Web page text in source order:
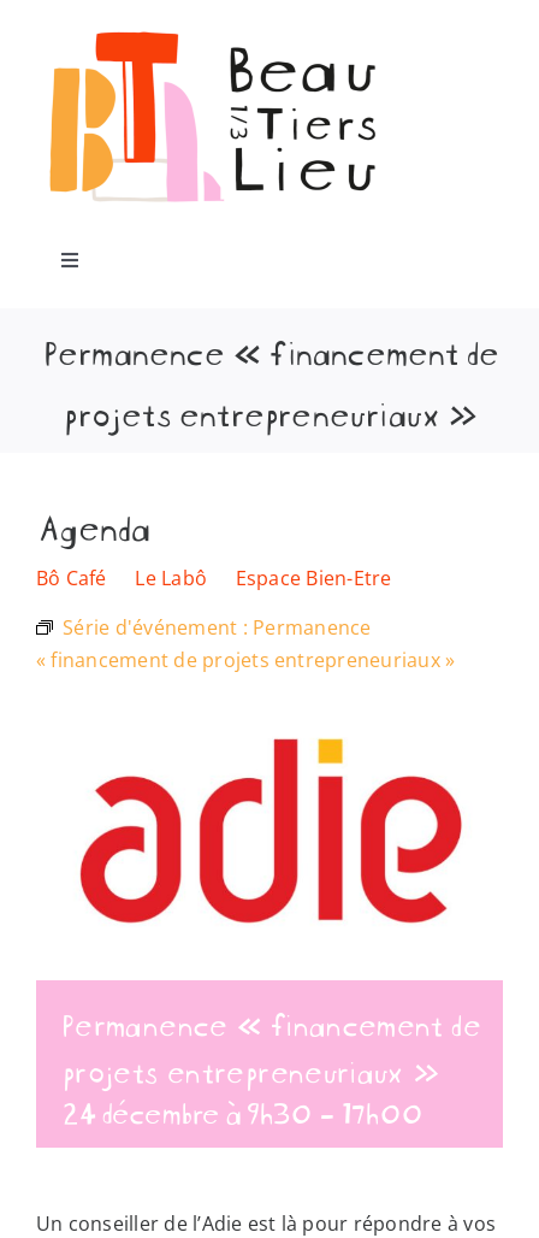
contenu
Toggle
Ressources
Nous trouver
Permanence « financement de
projets entrepreneuriaux »
Agenda
Bô Café Le Labô
Espace Bien-Etre
Série d'événement : Permanence
« financement de projets entrepreneuriaux »
Permanence « financement de
projets entrepreneuriaux »
24 décembre à 9h30 - 17h00
Un conseiller de l’Adie est là pour répondre à vos